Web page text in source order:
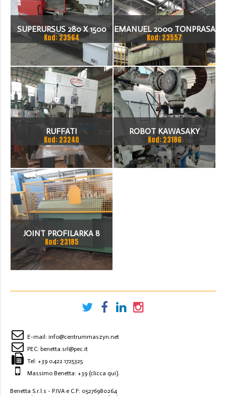
SUPERURSUS 280 X 1500
TOKARKA
Kod: 23564
EMANUEL 2000 TONPRASA
HYDRAULICZNA 3200 X
2000
Kod: 23557
RUFFATI
Kod: 23240
ROBOT KAWASAKY
Kod: 23186
JOINT PROFILARKA 8
STACJI
Kod: 23185
E-mail: info@centrummaszyn.net
PEC: benetta.srl@pec.it
Tel: +39 0422 1725325
Massimo Benetta: +39 (clicca qui).
Benetta S.r.l.s - P.IVA e C.F: 05276980264